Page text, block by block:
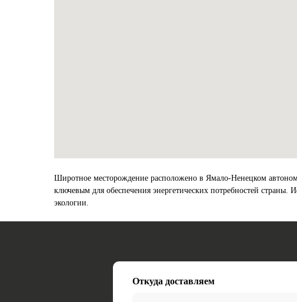
Широтное месторождение расположено в Ямало-Ненецком
ключевым для обеспечения энергетических потребностей
экологии.
Откуда доставляем